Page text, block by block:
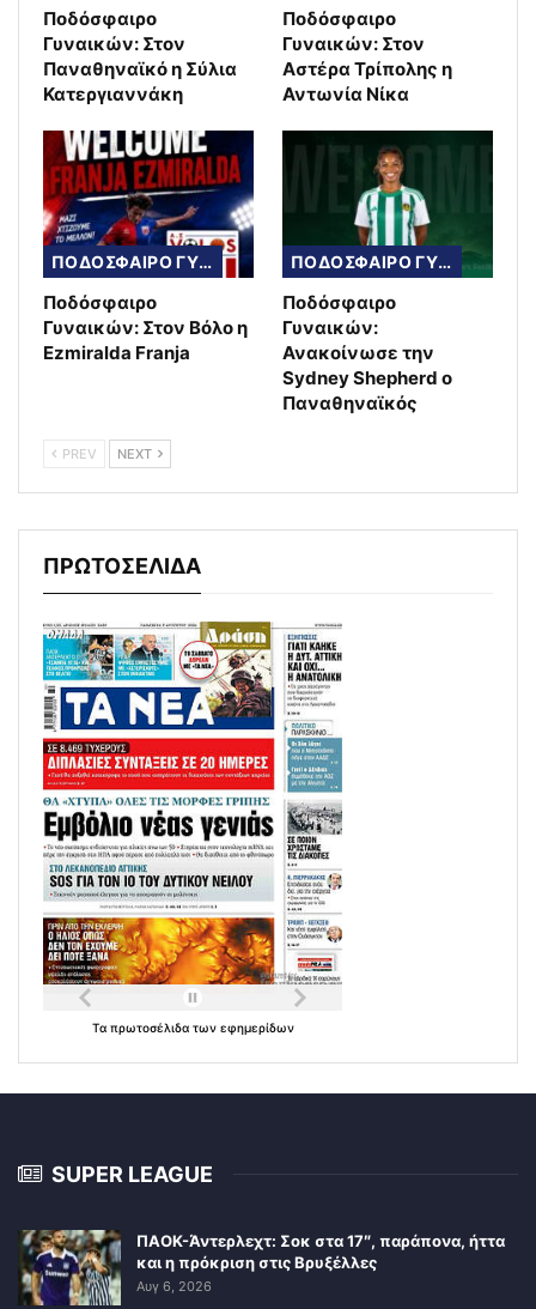
Ποδόσφαιρο
Γυναικών: Στον
Παναθηναϊκό η Σύλια
Κατεργιαννάκη
Ποδόσφαιρο
Γυναικών: Στον
Αστέρα Τρίπολης η
Αντωνία Νίκα
ΠΟΔΟΣΦΑΙΡΟ ΓΥΝΑΙΚΩΝ
Ποδόσφαιρο
Γυναικών: Στον Βόλο η
Ezmiralda Franja
ΠΟΔΟΣΦΑΙΡΟ ΓΥΝΑΙΚΩΝ
Ποδόσφαιρο
Γυναικών:
Ανακοίνωσε την
Sydney Shepherd ο
Παναθηναϊκός
PREV NEXT
ΠΡΩΤΟΣΕΛΙΔΑ
Τα πρωτοσέλιδα των εφημερίδων
SUPER LEAGUE
ΠΑΟΚ-Άντερλεχτ: Σοκ στα 17″, παράπονα, ήττα
και η πρόκριση στις Βρυξέλλες
Αυγ 6, 2026